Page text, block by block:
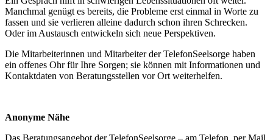
Manchmal genügt es bereits, die Probleme erst einmal in Worte zu
fassen und sie verlieren alleine dadurch schon ihren Schrecken.
Oder im Austausch entwickeln sich neue Perspektiven.
Die Mitarbeiterinnen und Mitarbeiter der TelefonSeelsorge haben
ein offenes Ohr für Ihre Sorgen; sie können mit Informationen und
Kontaktdaten von Beratungsstellen vor Ort weiterhelfen.
Anonyme Nähe
Das Beratungsangebot der TelefonSeelsorge – am Telefon, per Mail